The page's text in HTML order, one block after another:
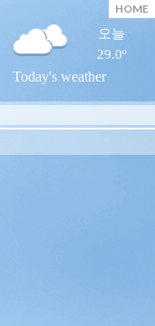
HOME
오늘
29.0º
Today's weather